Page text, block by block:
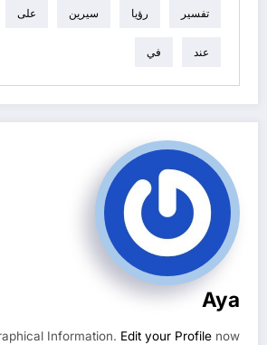
تفسير رؤيا سيرين على
عند في
Aya
Information. Edit your Profile now.